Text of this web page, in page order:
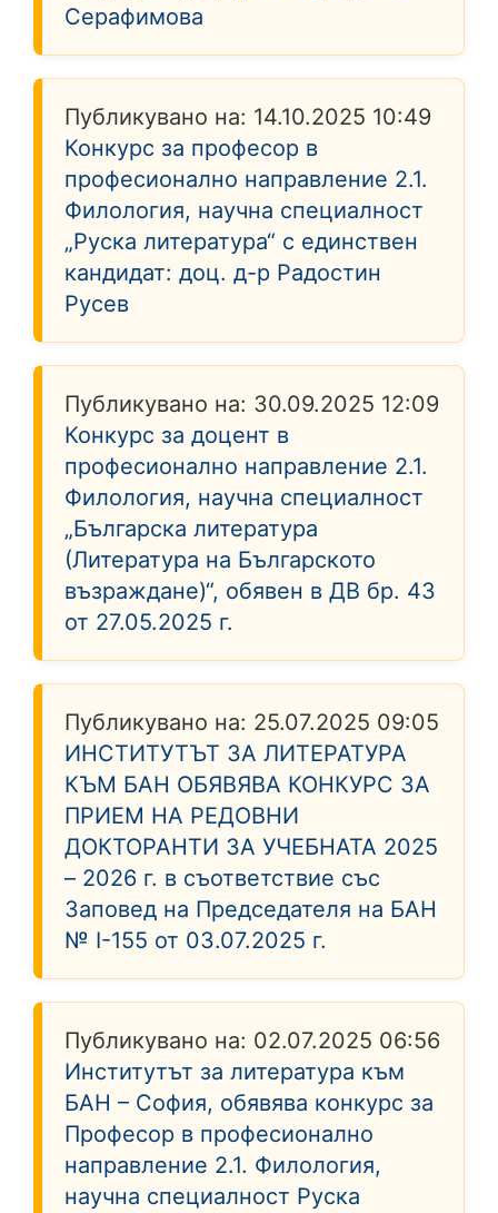
Серафимова
Публикувано на: 14.10.2025 10:49
Конкурс за професор в
професионално направление 2.1.
Филология, научна специалност
„Руска литература“ с единствен
кандидат: доц. д-р Радостин
Русев
Публикувано на: 30.09.2025 12:09
Конкурс за доцент в
професионално направление 2.1.
Филология, научна специалност
„Българска литература
(Литература на Българското
възраждане)“, обявен в ДВ бр. 43
от 27.05.2025 г.
Публикувано на: 25.07.2025 09:05
ИНСТИТУТЪТ ЗА ЛИТЕРАТУРА
КЪМ БАН ОБЯВЯВА КОНКУРС ЗА
ПРИЕМ НА РЕДОВНИ
ДОКТОРАНТИ ЗА УЧЕБНАТА 2025
– 2026 г. в съответствие със
Заповед на Председателя на БАН
№ I-155 от 03.07.2025 г.
Публикувано на: 02.07.2025 06:56
Институтът за литература към
БАН – София, обявява конкурс за
Професор в професионално
направление 2.1. Филология,
научна специалност Руска